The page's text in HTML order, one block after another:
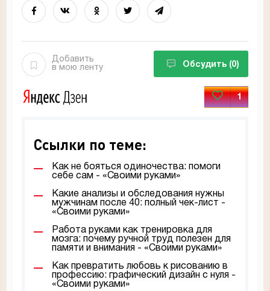
Добавить
в мою ленту
Обсудить (0)
1
Ссылки по теме:
Как не бояться одиночества: помоги
себе сам - «Своими руками»
Какие анализы и обследования нужны
мужчинам после 40: полный чек-лист -
«Своими руками»
Работа руками как тренировка для
мозга: почему ручной труд полезен для
памяти и внимания - «Своими руками»
Как превратить любовь к рисованию в
профессию: графический дизайн с нуля -
«Своими руками»